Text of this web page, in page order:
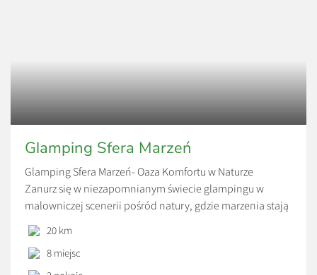
Glamping Sfera Marzeń
Glamping Sfera Marzeń- Oaza Komfortu w Naturze
Zanurz się w niezapomnianym świecie glampingu w
malowniczej scenerii pośród natury, gdzie marzenia stają
się rzeczywistością, a czas zdaje się płynąć wolniej. Nasze
dwie 4-osobowe kopuły sferyczne, wyposażone w
klimatyzację i ogrzewanie, oferują komfort przez cały rok,
20 km
8 miejsc